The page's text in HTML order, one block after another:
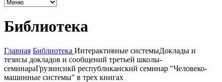
Библиотека
Главная Библиотека Интерактивные системыДоклады и
тезисы докладов и сообщений третьей школы-
семинараГрузинсикй республиканский семинар "Человеко-
машинные системы" в трех книгах